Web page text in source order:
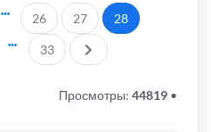
26 27 28
33 След.
Просмотры: 44819 •